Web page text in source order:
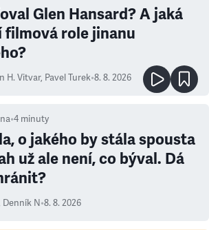
Glen Hansard? A jaká
filmová role jinanu
H. Vitvar, Pavel Turek•8. 8. 2026
•4 minuty
o jakého by stála spousta
už ale není, co býval. Dá
Denník N•8. 8. 2026